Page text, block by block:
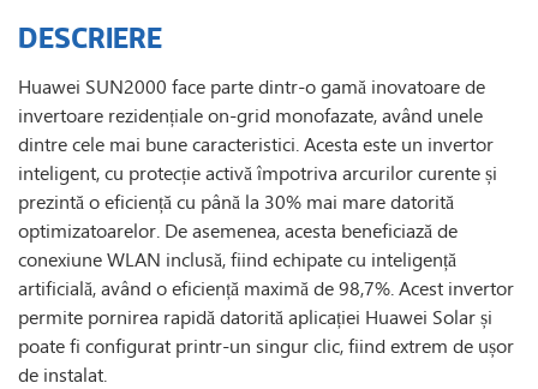
DESCRIERE
Huawei SUN2000 face parte dintr-o gamă inovatoare de
invertoare rezidențiale on-grid monofazate, având unele
dintre cele mai bune caracteristici. Acesta este un invertor
inteligent, cu protecție activă împotriva arcurilor curente și
prezintă o eficiență cu până la 30% mai mare datorită
optimizatoarelor. De asemenea, acesta beneficiază de
conexiune WLAN inclusă, fiind echipate cu inteligență
artificială, având o eficiență maximă de 98,7%. Acest invertor
permite pornirea rapidă datorită aplicației Huawei Solar și
poate fi configurat printr-un singur clic, fiind extrem de ușor
de instalat.